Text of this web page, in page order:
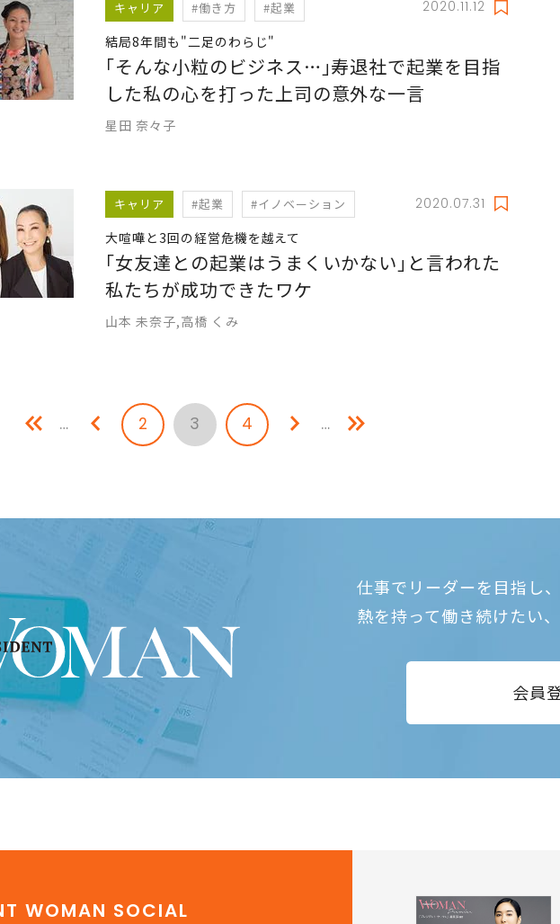
キャリア #働き方 #起業
2020.11.12
結局8年間も"二足のわらじ"
｢そんな小粒のビジネス…｣寿退社で起業を目指
した私の心を打った上司の意外な一言
星田 奈々子
キャリア #起業 #イノベーション
2020.07.31
大喧嘩と3回の経営危機を越えて
｢女友達との起業はうまくいかない｣と言われた
私たちが成功できたワケ
山本 未奈子,高橋 くみ
… 2 3 4 …
仕事でリーダーを目指し
熱を持って働き続けたい
会員
WOMAN SOCIAL